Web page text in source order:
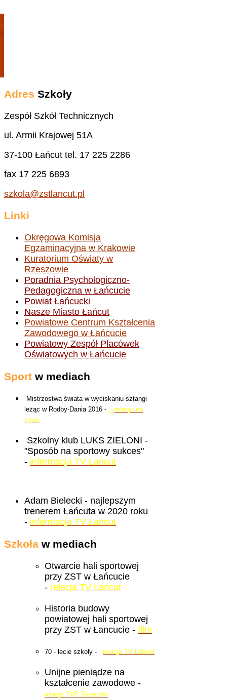
Adres Szkoły
Zespół Szkół Technicznych
ul. Armii Krajowej 51A
37-100 Łańcut tel. 17 225 2286
fax 17 225 6893
szkola@zstlancut.pl
Linki
Okręgowa Komisja
Egzaminacyjna w Krakowie
Kuratorium Oświaty w
Rzeszowie
Poradnia Psychologiczno-
Pedagogiczna w Łańcucie
Powiat Łańcucki
Nasze Miasto Łańcut
Powiatowe Centrum Kształcenia
Zawodowego w Łańcucie
Powiatowy Zespół Placówek
Oświatowych w Łańcucie
Sport w mediach
Mistrzostwa świata w wyciskaniu sztangi
leżąc w Rodby-Dania 2016 - - relacja na
żywo
Szkolny klub LUKS ZIELONI -
"Sposób na sportowy sukces"
- informacja TV Łańcut
Adam Bielecki - najlepszym
trenerem Łańcuta w 2020 roku
- informacja TV Łańcut
Szkoła w mediach
Otwarcie hali sportowej
przy ZST w Łańcucie
- relacja TV Łańcut
Historia budowy
powiatowej hali sportowej
przy ZST w Łancucie - film
70 - lecie szkoły - relacja TV Łańcut
Unijne pieniądze na
kształcenie zawodowe -
relacja TVP Rzeszów